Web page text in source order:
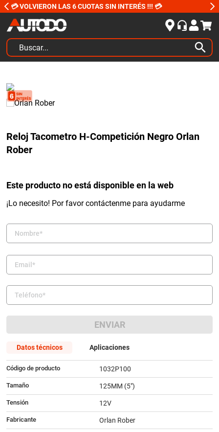
💳 VOLVIERON LAS 6 CUOTAS SIN INTERÉS !!! 💳
Buscar...
Reloj Tacometro H-Competición Negro Orlan
Rober
Este producto no está disponible en la web
¡Lo necesito! Por favor contáctenme para ayudarme
ENVIAR
Datos técnicos Aplicaciones
Código de producto 1032P100
Tamaño 125MM (5")
Tensión 12V
Fabricante Orlan Rober
1.
2.
amortiguadores
4.
kit distribución
5.
bujias ngk
7.
citroen c4
8.
yokohama
9.
amortiguador